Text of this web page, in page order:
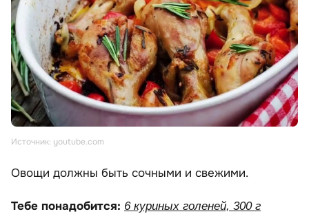
Источник: youtube.com
Овощи должны быть сочными и свежими.
Тебе понадобится: 6 куриных голеней, 300 г